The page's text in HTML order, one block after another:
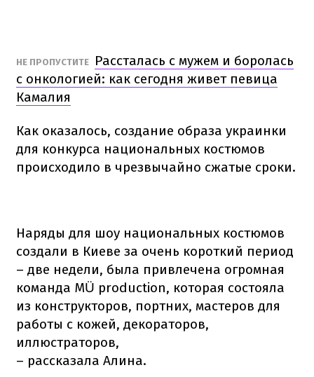
НЕ ПРОПУСТИТЕ
Рассталась с мужем и боролась
с онкологией: как сегодня живет певица
Камалия
Как оказалось, создание образа украинки
для конкурса национальных костюмов
происходило в чрезвычайно сжатые сроки.
Наряды для шоу национальных костюмов
создали в Киеве за очень короткий период
– две недели, была привлечена огромная
команда MÜ production, которая состояла
из конструкторов, портних, мастеров для
работы с кожей, декораторов,
иллюстраторов,
– рассказала Алина.